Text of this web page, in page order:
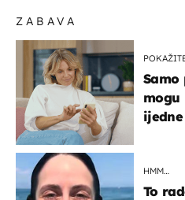
ZABAVA
HMM…
To